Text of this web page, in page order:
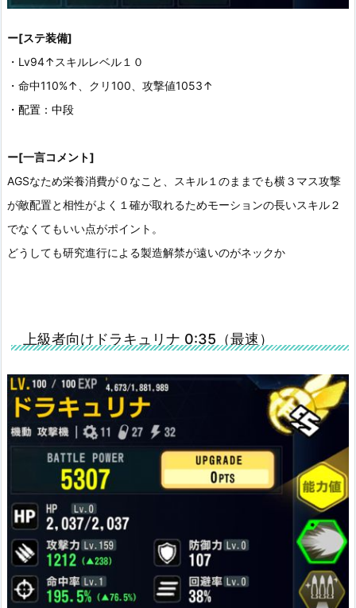
ー[ステ装備]
・Lv94↑スキルレベル１０
・命中110%↑、クリ100、攻撃値1053↑
・配置：中段
ー[一言コメント]
AGSなため栄養消費が０なこと、スキル１のままでも横３マス攻撃
が敵配置と相性がよく１確が取れるためモーションの長いスキル２
でなくてもいい点がポイント。
どうしても研究進行による製造解禁が遠いのがネックか
上級者向けドラキュリナ 0:35（最速）